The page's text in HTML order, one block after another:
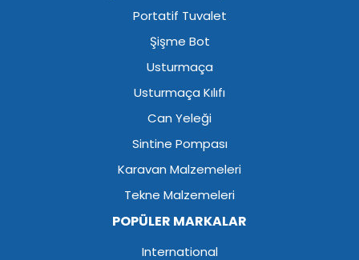
Portatif Tuvalet
Şişme Bot
Usturmaça
Usturmaça Kılıfı
Can Yeleği
Sintine Pompası
Karavan Malzemeleri
Tekne Malzemeleri
POPÜLER MARKALAR
International